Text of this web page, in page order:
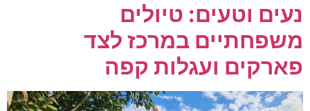
נעים וטעים: טיולים
משפחתיים במרכז לצד
פארקים ועגלות קפה